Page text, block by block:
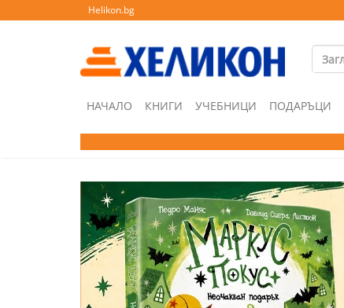
Helikon.bg
НАЧАЛО КНИГИ УЧЕБНИЦИ ПОДАРЪЦИ